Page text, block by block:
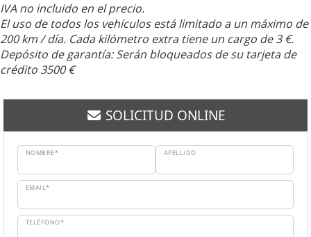
IVA no incluido en el precio.
El uso de todos los vehículos está limitado a un máximo de
200 km / día. Cada kilómetro extra tiene un cargo de 3 €.
Depósito de garantía: Serán bloqueados de su tarjeta de
crédito 3500 €
SOLICITUD ONLINE
NOMBRE* APELLIDO
EMAIL*
TELÉFONO*